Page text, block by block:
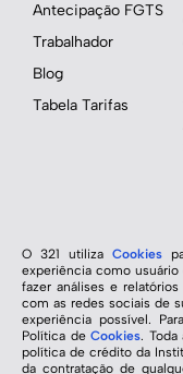
O 321 utiliza Cookies
experiência como
fazer análises e
com as redes sociais de
experiência possível.
Política de Cookies. Toda
política de crédito da
da contratação de
Antecipação FGTS
Trabalhador
Blog
Tabela Tarifas